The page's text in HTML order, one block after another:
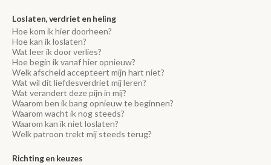
Loslaten, verdriet en heling
Hoe kom ik hier doorheen?
Hoe kan ik loslaten?
Wat leer ik door verlies?
Hoe begin ik vanaf hier opnieuw?
Welk afscheid accepteert mijn hart niet?
Wat wil dit liefdesverdriet mij leren?
Wat verandert deze pijn in mij?
Waarom ben ik bang opnieuw te beginnen?
Waarom wacht ik nog steeds?
Waarom kan ik niet loslaten?
Welk patroon trekt mij steeds terug?
Richting en keuzes